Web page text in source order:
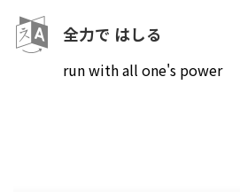
全力で はしる
run with all one's power